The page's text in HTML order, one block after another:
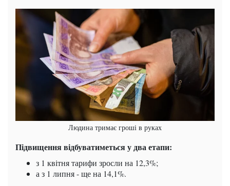
Людина тримає гроші в руках
Підвищення відбуватиметься у два етапи:
з 1 квітня тарифи зросли на 12,3%;
а з 1 липня - ще на 14,1%.